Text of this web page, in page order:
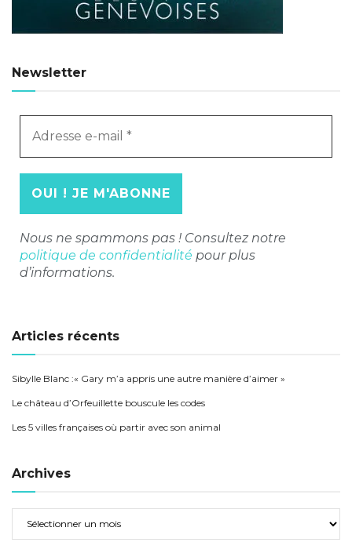
Newsletter
Adresse
Nous ne spammons pas ! Consultez notre
politique de confidentialité pour plus
d’informations.
Articles récents
Sibylle Blanc :« Gary m’a appris une autre manière d’aimer »
Le château d’Orfeuillette bouscule les codes
Les 5 villes françaises où partir avec son animal
Archives